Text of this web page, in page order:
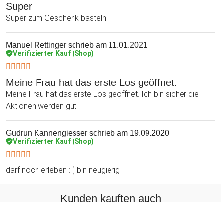
Super
Super zum Geschenk basteln
Manuel Rettinger schrieb am 11.01.2021
Verifizierter Kauf (Shop)
Meine Frau hat das erste Los geöffnet.
Meine Frau hat das erste Los geöffnet. Ich bin sicher die
Aktionen werden gut
Gudrun Kannengiesser schrieb am 19.09.2020
Verifizierter Kauf (Shop)
darf noch erleben :-) bin neugierig
Kunden kauften auch